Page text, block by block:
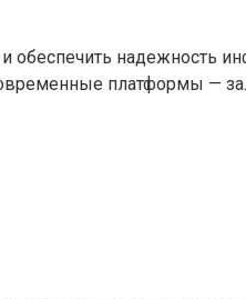
обеспечить надежность
платформы —